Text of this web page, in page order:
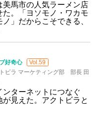
美馬市の人気ラーメン店
た。「ヨソモノ・ワカモ
ノ」だからこそできる、
好奇心
Vol.59
ビラ マーケティング部 部長 田
ンターネットにつなぐ
が見えた。アクトビラと